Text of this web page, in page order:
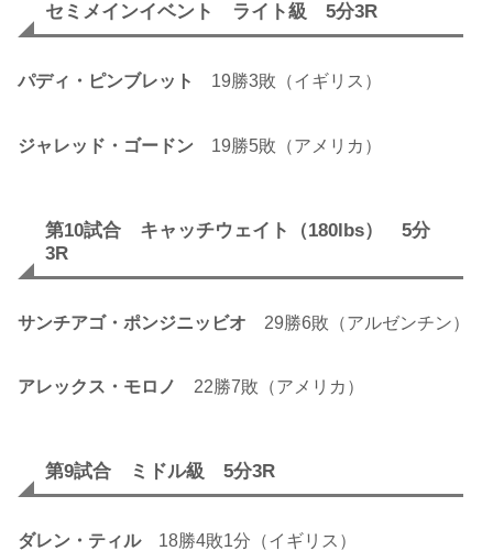
セミメインイベント ライト級 5分3R
パディ・ピンブレット 19勝3敗（イギリス）
ジャレッド・ゴードン 19勝5敗（アメリカ）
第10試合 キャッチウェイト（180lbs） 5分
3R
サンチアゴ・ポンジニッビオ 29勝6敗（アルゼンチン）
アレックス・モロノ 22勝7敗（アメリカ）
第9試合 ミドル級 5分3R
ダレン・ティル18勝4敗1分（イギリス）